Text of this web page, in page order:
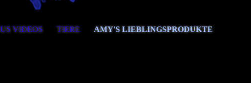
VIDEOS TIERE AMY'S LIEBLINGSPRODUKTE